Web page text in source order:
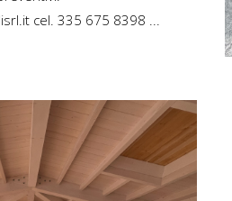
cel. 335 675 8398 ...